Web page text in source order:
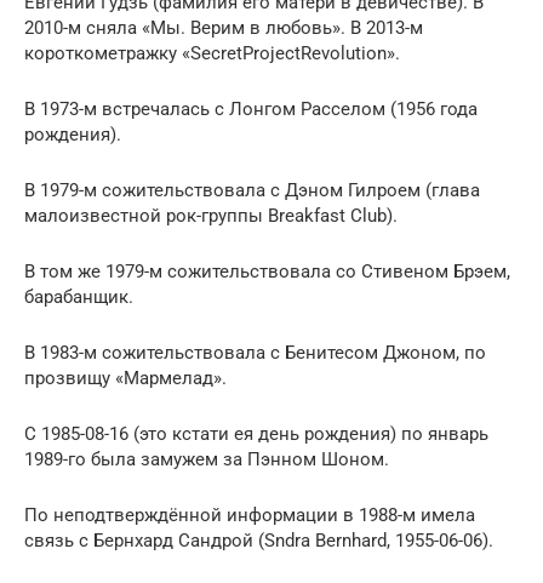
2010-м сняла «Мы. Верим в любовь». В 2013-м
короткометражку «SecretProjectRevolution».
В 1973-м встречалась с Лонгом Расселом (1956 года
рождения).
В 1979-м сожительствовала с Дэном Гилроем (глава
малоизвестной рок-группы Breakfast Club).
В том же 1979-м сожительствовала со Стивеном Брэем,
барабанщик.
В 1983-м сожительствовала с Бенитесом Джоном, по
прозвищу «Мармелад».
С 1985-08-16 (это кстати ея день рождения) по январь
1989-го была замужем за Пэнном Шоном.
По неподтверждённой информации в 1988-м имела
связь с Бернхард Сандрой (Sndra Bernhard, 1955-06-06).